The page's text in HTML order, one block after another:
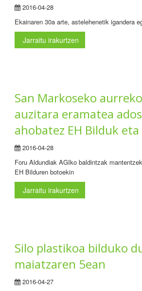
2016-04-28
Ekainaren 30a arte, astelehenetik igandera
Jarraitu irakurtzen
San Markoseko
auzitara eramatea
ahobatez EH Bilduk eta
2016-04-28
Foru Aldundiak AGIko baldintzak
EH Bilduren botoekin
Jarraitu irakurtzen
Silo plastikoa bilduko
maiatzaren 5ean
2016-04-27